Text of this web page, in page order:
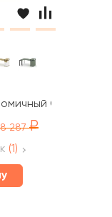
CN.SA-
287
(1)